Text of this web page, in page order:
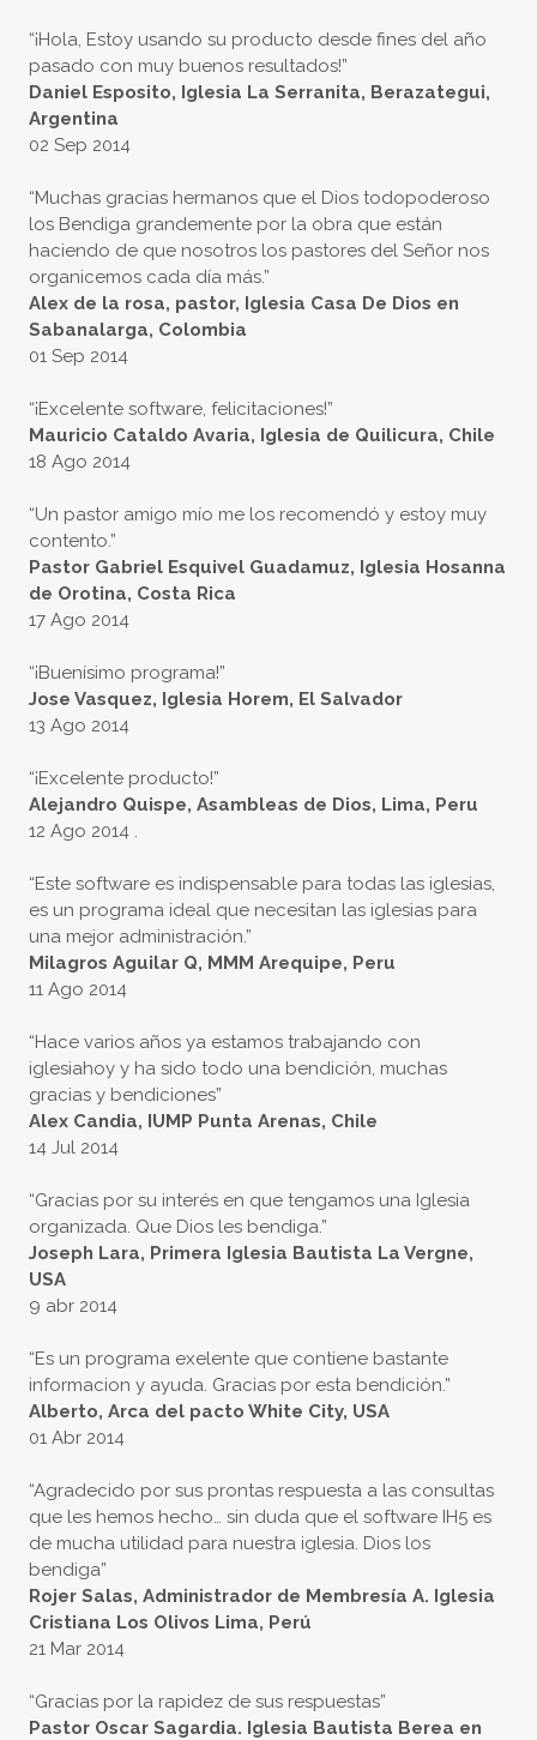
“¡Hola, Estoy usando su producto desde fines del año
pasado con muy buenos resultados!”
Daniel Esposito, Iglesia La Serranita, Berazategui,
Argentina
02 Sep 2014
“Muchas gracias hermanos que el Dios todopoderoso
los Bendiga grandemente por la obra que están
haciendo de que nosotros los pastores del Señor nos
organicemos cada día más.”
Alex de la rosa, pastor, Iglesia Casa De Dios en
Sabanalarga, Colombia
01 Sep 2014
“¡Excelente software, felicitaciones!”
Mauricio Cataldo Avaria, Iglesia de Quilicura, Chile
18 Ago 2014
“Un pastor amigo mío me los recomendó y estoy muy
contento.”
Pastor Gabriel Esquivel Guadamuz, Iglesia Hosanna
de Orotina, Costa Rica
17 Ago 2014
“¡Buenísimo programa!”
Jose Vasquez, Iglesia Horem, El Salvador
13 Ago 2014
“¡Excelente producto!”
Alejandro Quispe, Asambleas de Dios, Lima, Peru
12 Ago 2014 .
“Este software es indispensable para todas las iglesias,
es un programa ideal que necesitan las iglesias para
una mejor administración.”
Milagros Aguilar Q, MMM Arequipe, Peru
11 Ago 2014
“Hace varios años ya estamos trabajando con
iglesiahoy y ha sido todo una bendición, muchas
gracias y bendiciones”
Alex Candia, IUMP Punta Arenas, Chile
14 Jul 2014
“Gracias por su interés en que tengamos una Iglesia
organizada. Que Dios les bendiga.”
Joseph Lara, Primera Iglesia Bautista La Vergne,
USA
9 abr 2014
“Es un programa exelente que contiene bastante
informacion y ayuda. Gracias por esta bendición.”
Alberto, Arca del pacto White City, USA
01 Abr 2014
“Agradecido por sus prontas respuesta a las consultas
que les hemos hecho… sin duda que el software IH5 es
de mucha utilidad para nuestra iglesia. Dios los
bendiga”
Rojer Salas, Administrador de Membresía A. Iglesia
Cristiana Los Olivos Lima, Perú
21 Mar 2014
“Gracias por la rapidez de sus respuestas”
Pastor Oscar Sagardia. Iglesia Bautista Berea en